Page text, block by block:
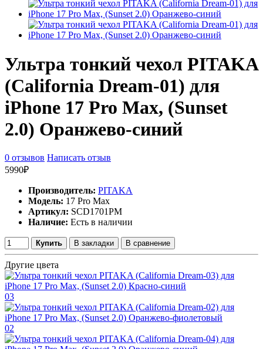
Ультра тонкий чехол PITAKA
(California Dream-01) для
iPhone 17 Pro Max, (Sunset
2.0) Оранжево-синий
0 отзывов Написать отзыв
5990₽
Производитель: PITAKA
Модель: 17 Pro Max
Артикул: SCD1701PM
Наличие: Есть в наличии
Купить В закладки В сравнение
Другие цвета
03
02